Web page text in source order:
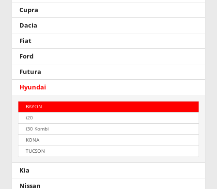
Cupra
Dacia
Fiat
Ford
Futura
Hyundai
BAYON
i20
i30 Kombi
KONA
TUCSON
Kia
Nissan